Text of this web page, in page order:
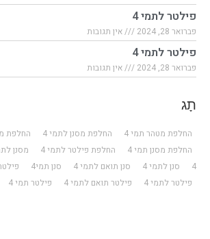
פילטר לתמי 4
פברואר 28, 2024 אין תגובות
פילטר לתמי 4
פברואר 28, 2024 אין תגובות
תָג
החלפת מטהר תמי 4 החלפת מסנן לתמי 4
החלפת
החלפת מסנן תמי 4
החלפת פילטר לתמי 4 מסנן
4
סנן לתמי 4 סנן תואם לתמי 4 סנן תמי4
פילטר לתמי 4
פילטר תואם לתמי 4 פילטר תמי 4